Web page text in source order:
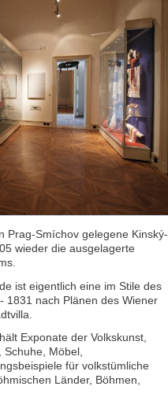
Prag-Smíchov gelegene Kinský-
wieder die ausgelagerte
ist eigentlich eine im Stile des
1831 nach Plänen des Wiener
Exponate der Volkskunst,
Möbel,
für volkstümliche
Länder, Böhmen,